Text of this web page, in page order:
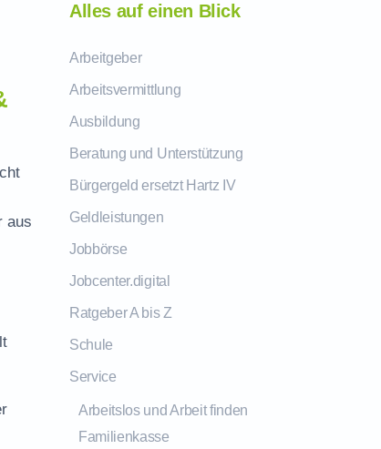
aus
Alles auf einen Blick
Arbeitgeber
Arbeitsvermittlung
Ausbildung
Beratung und Unterstützung
Bürgergeld ersetzt Hartz IV
Geldleistungen
Jobbörse
Jobcenter.digital
Ratgeber A bis Z
Schule
Service
Arbeitslos und Arbeit finden
Familienkasse